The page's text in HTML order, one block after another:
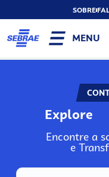
SOBRE
MENU
Explore
Encontre a
e